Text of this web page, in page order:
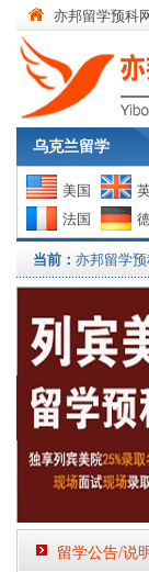
亦邦留学预科
乌克兰留学
美国
法国
当前： 亦邦留学预
留学公告/说